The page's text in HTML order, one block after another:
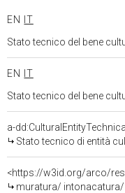
EN
IT
Stato tecnico del bene
EN
IT
Stato tecnico del bene
a-
Stato tecnico di entità
<https://w3id.org/arco/
muratura/